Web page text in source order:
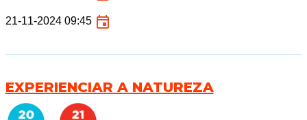
21-11-2024 09:45
EXPERIENCIAR A NATUREZA